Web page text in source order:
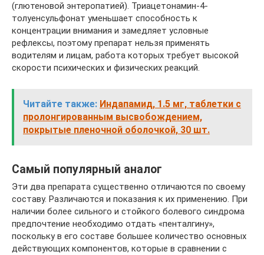
(глютеновой энтеропатией). Триацетонамин-4-
толуенсульфонат уменьшает способность к
концентрации внимания и замедляет условные
рефлексы, поэтому препарат нельзя применять
водителям и лицам, работа которых требует высокой
скорости психических и физических реакций.
Читайте также: Индапамид, 1.5 мг, таблетки с
пролонгированным высвобождением,
покрытые пленочной оболочкой, 30 шт.
Самый популярный аналог
Эти два препарата существенно отличаются по своему
составу. Различаются и показания к их применению. При
наличии более сильного и стойкого болевого синдрома
предпочтение необходимо отдать «пенталгину»,
поскольку в его составе большее количество основных
действующих компонентов, которые в сравнении с